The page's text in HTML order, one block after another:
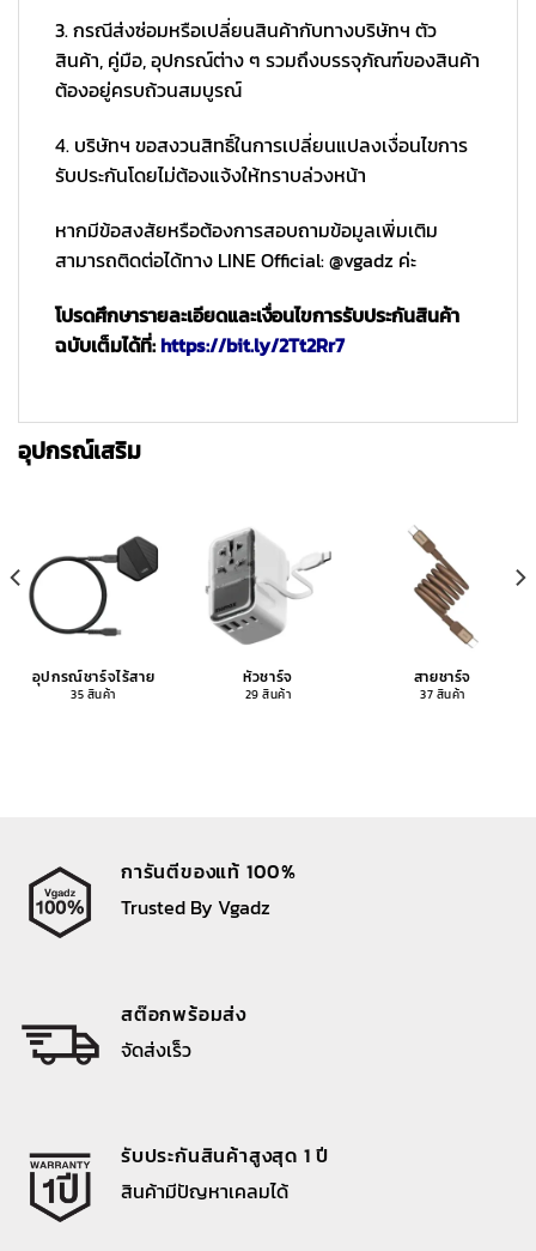
3. กรณีส่งซ่อมหรือเปลี่ยนสินค้ากับทางบริษัทฯ ตัว
สินค้า, คู่มือ, อุปกรณ์ต่าง ๆ รวมถึงบรรจุภัณฑ์ของสินค้า
ต้องอยู่ครบถ้วนสมบูรณ์
4. บริษัทฯ ขอสงวนสิทธิ์ในการเปลี่ยนแปลงเงื่อนไขการ
รับประกันโดยไม่ต้องแจ้งให้ทราบล่วงหน้า
หากมีข้อสงสัยหรือต้องการสอบถามข้อมูลเพิ่มเติม
สามารถติดต่อได้ทาง LINE Official: @vgadz ค่ะ
โปรดศึกษารายละเอียดและเงื่อนไขการรับประกันสินค้า
ฉบับเต็มได้ที่:https://bit.ly/2Tt2Rr7
อุปกรณ์เสริม
อุปกรณ์ชาร์จไร้สาย
35 สินค้า
หัวชาร์จ
29 สินค้า
สายชาร์จ
37 สินค้า
การันตีของแท้ 100%
Trusted By Vgadz
สต๊อกพร้อมส่ง
จัดส่งเร็ว
รับประกันสินค้าสูงสุด 1 ปี
สินค้ามีปัญหาเคลมได้